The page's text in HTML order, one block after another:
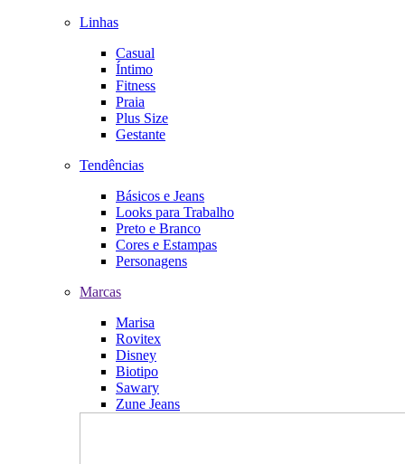
Linhas
Casual
Íntimo
Fitness
Praia
Plus Size
Gestante
Tendências
Básicos e Jeans
Looks para Trabalho
Preto e Branco
Cores e Estampas
Personagens
Marcas
Marisa
Rovitex
Disney
Biotipo
Sawary
Zune Jeans